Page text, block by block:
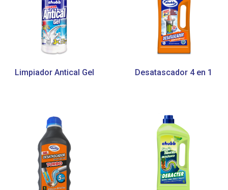
Limpiador Antical Gel Desatascador 4 en 1